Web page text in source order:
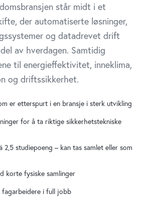
står midt i et
der automatiserte løsninger,
og datadrevet drift
av hverdagen. Samtidig
til energieffektivitet, inneklima,
og driftssikkerhet.
er etterspurt i en bransje i sterk utvikling
for å ta riktige sikkerhetstekniske
2,5 studiepoeng – kan tas samlet eller som
korte fysiske samlinger
i full jobb